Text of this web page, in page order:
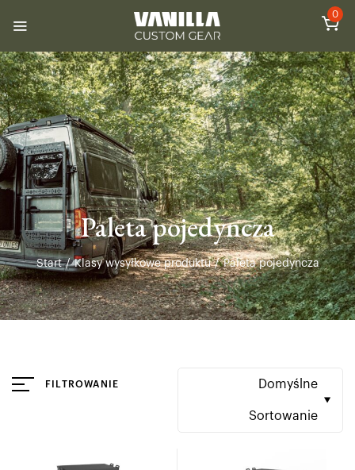
0
Paleta pojedyncza
Start / Klasy wysyłkowe produktu / Paleta pojedyncza
FILTROWANIE Domyślne
Sortowanie